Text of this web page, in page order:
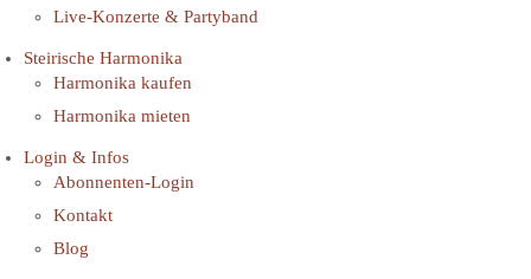
Live-Konzerte & Partyband
Steirische Harmonika
Harmonika kaufen
Harmonika mieten
Login & Infos
Abonnenten-Login
Kontakt
Blog